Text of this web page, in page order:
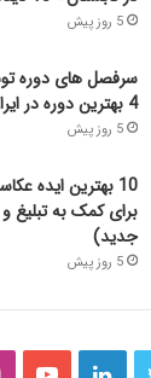
5 روز پیش
سرفصل های دوره
4 بهترین دوره در ایران
5 روز پیش
10 بهترین ایده
برای کمک به تبلیغ
جدید)
5 روز پیش